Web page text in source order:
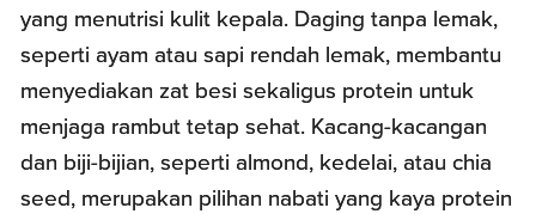
yang menutrisi kulit kepala. Daging tanpa lemak,
seperti ayam atau sapi rendah lemak, membantu
menyediakan zat besi sekaligus protein untuk
menjaga rambut tetap sehat. Kacang-kacangan
dan biji-bijian, seperti almond, kedelai, atau chia
seed, merupakan pilihan nabati yang kaya protein